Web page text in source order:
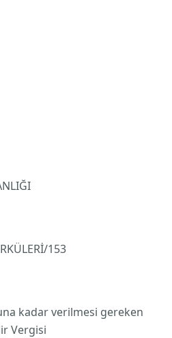
153
kadar verilmesi gereken
Vergisi